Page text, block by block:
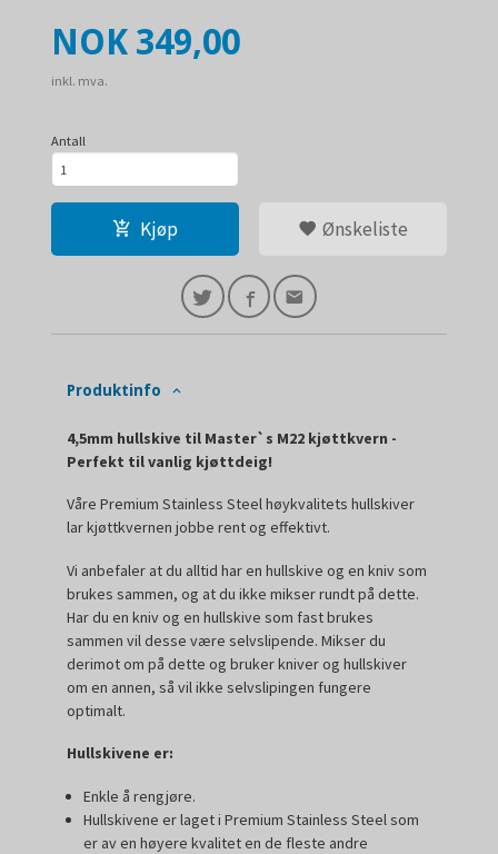
Pris
NOK 349,00
inkl. mva.
Antall
Kjøp Ønskeliste
Produktinfo
4,5mm hullskive til Master`s M22 kjøttkvern -
Perfekt til vanlig kjøttdeig!
Våre Premium Stainless Steel høykvalitets hullskiver
lar kjøttkvernen jobbe rent og effektivt.
Vi anbefaler at du alltid har en hullskive og en kniv som
brukes sammen, og at du ikke mikser rundt på dette.
Har du en kniv og en hullskive som fast brukes
sammen vil desse være selvslipende. Mikser du
derimot om på dette og bruker kniver og hullskiver
om en annen, så vil ikke selvslipingen fungere
optimalt.
Hullskivene er:
Enkle å rengjøre.
Hullskivene er laget i Premium Stainless Steel som
er av en høyere kvalitet en de fleste andre